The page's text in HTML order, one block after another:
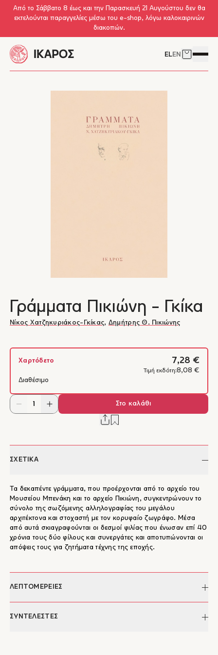
Skip to main content
Από το Σάββατο 8 έως και την Παρασκευή 21 Αυγούστου δεν θα
εκτελούνται παραγγελίες μέσω του e-shop, λόγω καλοκαιρινών
διακοπών.
ELEN Δείτε το
Γράμματα Πικιώνη - Γκίκα
Νίκος Χατζηκυριάκος-Γκίκας, Δημήτρης Θ. Πικιώνης
Χαρτόδετο 7,28 €
Τιμή εκδότη:8,08 €
Διαθέσιμο
Στο καλάθι
ΣΧΕΤΙΚΑ
Τα δεκαπέντε γράμματα, που προέρχονται από το αρχείο του
Μουσείου Μπενάκη και το αρχείο Πικιώνη, συγκεντρώνουν το
σύνολο της σωζόμενης αλληλογραφίας του μεγάλου
αρχιτέκτονα και στοχαστή με τον κορυφαίο ζωγράφο. Μέσα
από αυτά σκιαγραφούνται οι δεσμοί φιλίας που ένωσαν επί 40
χρόνια τους δύο φίλους και συνεργάτες και αποτυπώνονται οι
απόψεις τους για ζητήματα τέχνης της εποχής.
ΛΕΠΤΟΜΕΡΕΙΕΣ
Συγγραφέας:
ΣΥΝΤΕΛΕΣΤΕΣ